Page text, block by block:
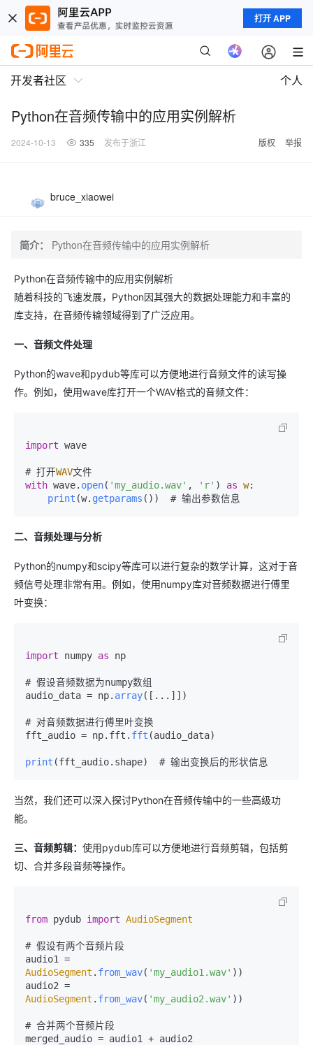
打开 APP
开发者社区 个人
Python在音频传输中的应用实例解析
2024-10-13 335 发布于浙江 版权 举报
bruce_xiaowei
简介： Python在音频传输中的应用实例解析
Python在音频传输中的应用实例解析
随着科技的飞速发展，Python因其强大的数据处理能力和丰富的
库支持，在音频传输领域得到了广泛应用。
一、音频文件处理
Python的wave和pydub等库可以方便地进行音频文件的读写操
作。例如，使用wave库打开一个WAV格式的音频文件：
import wave
# 打开WAV
with wave. open( 'my_audio.wav' , 'r' ) as w:
print (w. getparams
二、音频处理与分析
Python的numpy和scipy等库可以进行复杂的数学计算，这对于音
频信号处理非常有用。例如，使用numpy库对音频数据进行傅里
叶变换：
import numpy as np
# 假设音频数据为numpy数组
audio_data = np. array([...]])
# 对音频数据进行傅里叶变换
fft_audio = np. fft . fft (audio_data)
print (fft_audio. shape
当然，我们还可以深入探讨Python在音频传输中的一些高级功
能。
三、音频剪辑： 使用pydub库可以方便地进行音频剪辑，包括剪
切、合并多段音频等操作。
from pydub import AudioSegment
# 假设有两个音频片段
AudioSegment . from_wav( 'my_audio1.wav' ))
AudioSegment . from_wav( 'my_audio2.wav' ))
# 合并两个音频片段
merged_audio = audio1 + audio2